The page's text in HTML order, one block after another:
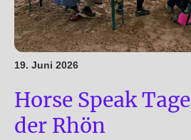
19. Juni 2026
Horse Speak
der Rhön